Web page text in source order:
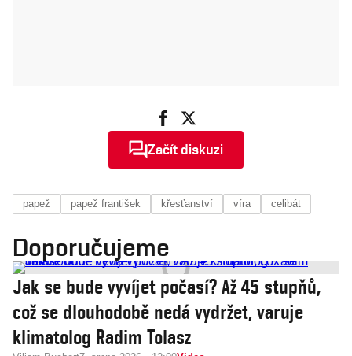
Začít diskuzi
papež papež františek křesťanství víra celibát
Doporučujeme
Jak se bude vyvíjet počasí? Až 45 stupňů,
což se dlouhodobě nedá vydržet, varuje
klimatolog Radim Tolasz